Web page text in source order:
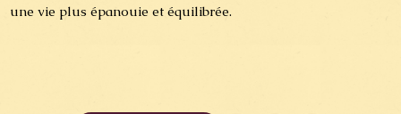
une vie plus épanouie et équilibrée.